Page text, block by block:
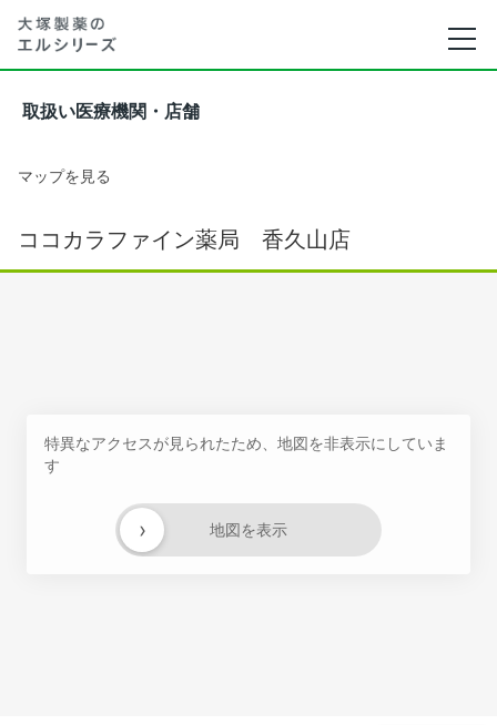
取扱い医療機関・店舗
マップを見る
ココカラファイン薬局 香久山店
特異なアクセスが見られたため、地図を非表示にしていま
す
地図を表示
›